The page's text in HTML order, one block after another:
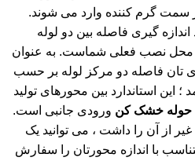
از سمت گرم کننده وارد می شوند.
اندازه گیری فاصله بین دو لوله
نصب فعلی شماست. به عنوان
تان فاصله دو مرکز لوله بر حسب
در آمد ؛ این استاندارد بین محورهای تولید
حوله خشک کن ورودی جانبی است.
از آن را داشت ، می توانید یک
با اندازه محورتان را سفارش